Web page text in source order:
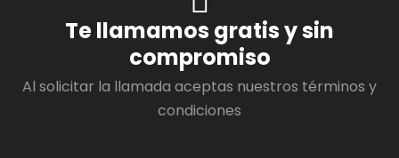
Te llamamos gratis y sin
compromiso
Al solicitar la llamada aceptas nuestros términos y
condiciones